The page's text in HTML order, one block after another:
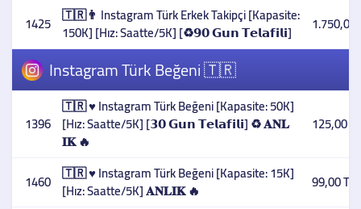
1425 🇹🇷👨 Instagram Türk Erkek Takipçi [Kapasite:
150K] [Hız: Saatte/5K] [♻️𝟵𝟬 𝗚𝘂𝗻 𝗧𝗲𝗹𝗮𝗳𝗶𝗹𝗶] 1.750,00
Instagram Türk Beğeni 🇹🇷
1396
🇹🇷 ♥️ Instagram Türk Beğeni [Kapasite: 50K]
[Hız: Saatte/5K] [𝟯𝟬 𝗚𝘂𝗻 𝗧𝗲𝗹𝗮𝗳𝗶𝗹𝗶] ♻️ 𝐀𝐍𝐋
𝐈𝐊 🔥
125,00 TL
1460 🇹🇷 ♥️ Instagram Türk Beğeni [Kapasite: 15K]
[Hız: Saatte/5K] 𝐀𝐍𝐋𝐈𝐊 🔥 99,00 TL